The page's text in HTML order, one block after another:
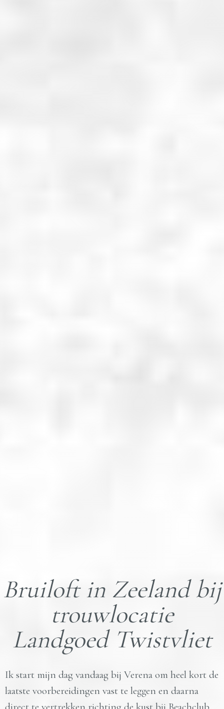
Bruiloft in Zeeland bij
trouwlocatie
Landgoed Twistvliet
Ik start mijn dag vandaag bij Verena om heel kort de
laatste voorbereidingen vast te leggen en daarna